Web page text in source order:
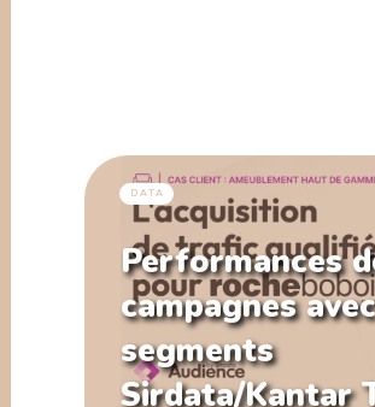
DATA
Performances
campagnes
segments
Sirdata/Kantar